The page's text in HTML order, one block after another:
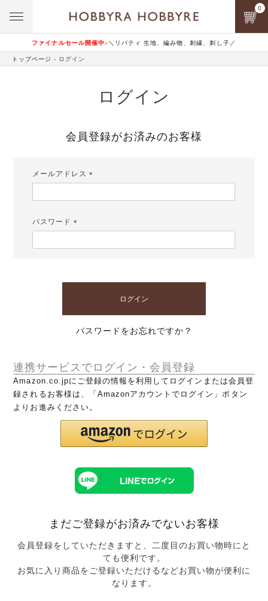
ファイナルセール開催中♪ ＼リバティ 生地、編み物、刺繍、刺し子／
0
トップページ ログイン
ログイン
会員登録がお済みのお客様
メールアドレス
パスワード
ログイン
パスワードをお忘れですか？
連携サービスでログイン・会員登録
Amazon.co.jpにご登録の情報を利用してログインまたは会員登
録されるお客様は、「Amazonアカウントでログイン」ボタン
よりお進みください。
まだご登録がお済みでないお客様
会員登録をしていただきますと、二度目のお買い物時にと
ても便利です。
お気に入り商品をご登録いただけるなどお買い物が便利に
なります。